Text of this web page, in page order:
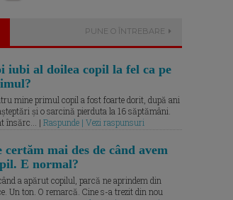
PUNE O ÎNTREBARE
iubi al doilea copil la fel ca pe
mine primul copil a fost foarte dorit, după ani
și o sarcină pierduta la 16 săptămâni.
însărc... | Raspunde | Vezi raspunsuri
certăm mai des de când avem
E normal?
a apărut copilul, parcă ne aprindem din
Un ton. O remarcă. Cine s-a trezit din nou